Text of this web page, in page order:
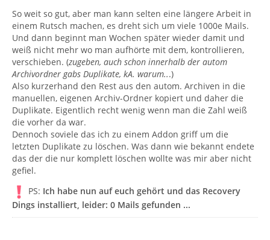
So weit so gut, aber man kann selten eine längere Arbeit in
einem Rutsch machen, es dreht sich um viele 1000e Mails.
Und dann beginnt man Wochen später wieder damit und
weiß nicht mehr wo man aufhörte mit dem, kontrollieren,
verschieben. (zugeben, auch schon innerhalb der autom
Archivordner gabs Duplikate, kA. warum...)
Also kurzerhand den Rest aus den autom. Archiven in die
manuellen, eigenen Archiv-Ordner kopiert und daher die
Duplikate. Eigentlich recht wenig wenn man die Zahl weiß
die vorher da war.
Dennoch soviele das ich zu einem Addon griff um die
letzten Duplikate zu löschen. Was dann wie bekannt endete
das der die nur komplett löschen wollte was mir aber nicht
gefiel.
PS: Ich habe nun auf euch gehört und das Recovery
Dings installiert, leider: 0 Mails gefunden ...